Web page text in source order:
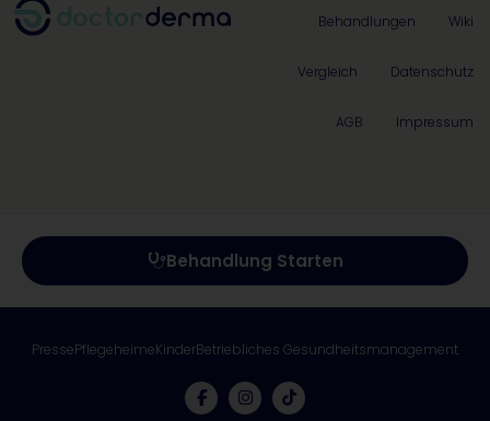
Behandlungen
Wiki
Vergleich Datenschutz
AGB Impressum
Behandlung Starten
PressePflegeheimeKinderBetriebliches Gesundheitsmanagement